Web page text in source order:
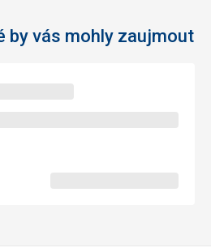
by vás mohly zaujmout